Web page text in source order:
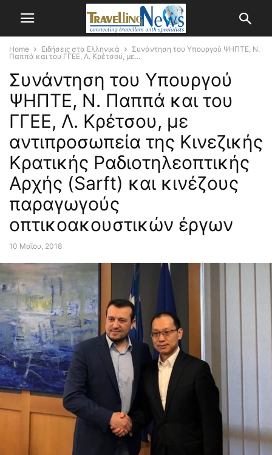
Home Ειδήσεις στα Ελληνικά
Συνάντηση του Υπουργού ΨΗΠΤΕ, Ν.
Παππά και του ΓΓΕΕ, Λ. Κρέτσου, με...
Συνάντηση του Υπουργού
ΨΗΠΤΕ, Ν. Παππά και του
ΓΓΕΕ, Λ. Κρέτσου, με
αντιπροσωπεία της Κινεζικής
Κρατικής Ραδιοτηλεοπτικής
Αρχής (Sarft) και κινέζους
παραγωγούς
οπτικοακουστικών έργων
10 Μαΐου, 2018